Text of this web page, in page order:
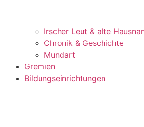
Irscher Leut & alte
Chronik & Geschichte
Mundart
Gremien
Bildungseinrichtungen